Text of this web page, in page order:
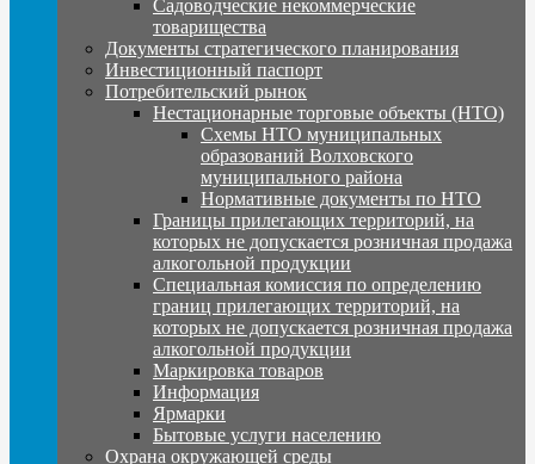
Садоводческие некоммерческие
товарищества
Документы стратегического планирования
Инвестиционный паспорт
Потребительский рынок
Нестационарные торговые объекты (НТО)
Схемы НТО муниципальных
образований Волховского
муниципального района
Нормативные документы по НТО
Границы прилегающих территорий, на
которых не допускается розничная продажа
алкогольной продукции
Специальная комиссия по определению
границ прилегающих территорий, на
которых не допускается розничная продажа
алкогольной продукции
Маркировка товаров
Информация
Ярмарки
Бытовые услуги населению
Охрана окружающей среды